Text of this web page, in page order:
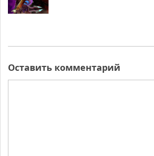
Оставить комментарий